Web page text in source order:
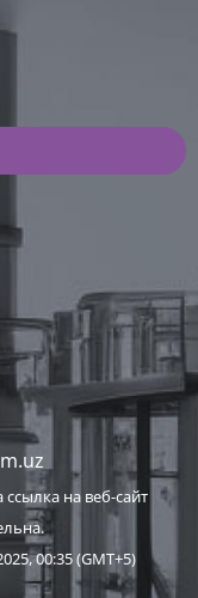
на веб-сайт
00:35 (GMT+5)